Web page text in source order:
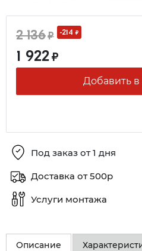
2 136₽ -214 ₽
1 922₽
Добавить в
Под заказ от 1 дня
Доставка от 500р
Услуги монтажа
Описание